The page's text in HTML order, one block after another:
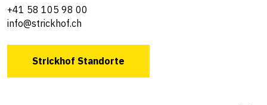
+41 58 105 98 00
info@strickhof.ch
Strickhof Standorte